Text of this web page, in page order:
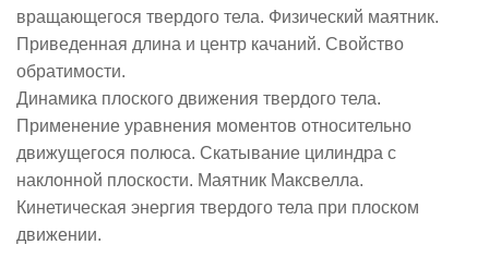
вращающегося твердого тела. Физический маятник.
Приведенная длина и центр качаний. Свойство
обратимости.
Динамика плоского движения твердого тела.
Применение уравнения моментов относительно
движущегося полюса. Скатывание цилиндра с
наклонной плоскости. Маятник Максвелла.
Кинетическая энергия твердого тела при плоском
движении.